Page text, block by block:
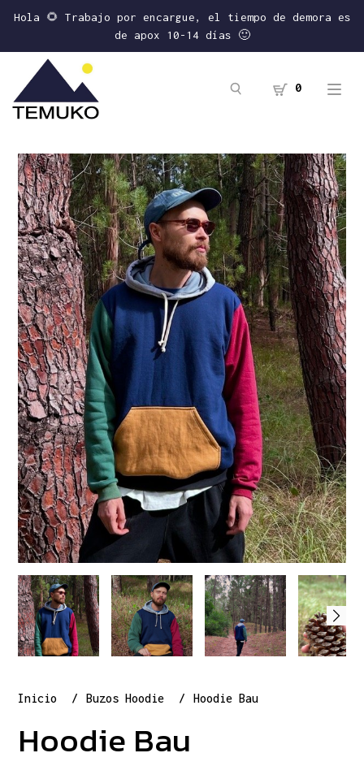
Hola 🌻 Trabajo por encargue, el tiempo de demora es
de apox 10-14 días 🙂
0
Inicio Buzos Hoodie Hoodie Bau
Hoodie Bau